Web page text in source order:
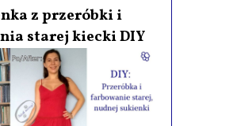
z przeróbki i
starej kiecki DIY